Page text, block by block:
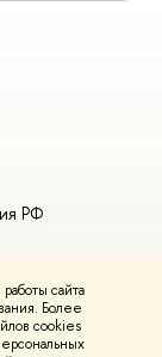
сайта
Более
cookies
РФ